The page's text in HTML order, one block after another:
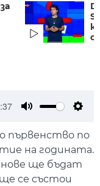
първенство по
на годината.
ще бъдат
се състои